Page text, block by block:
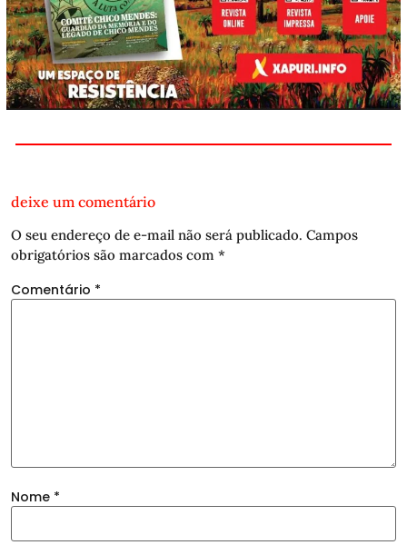
deixe um comentário
O seu endereço de e-mail não será publicado. Campos
obrigatórios são marcados com *
Comentário *
Nome *